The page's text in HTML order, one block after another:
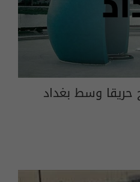
حريقا وسط بغداد